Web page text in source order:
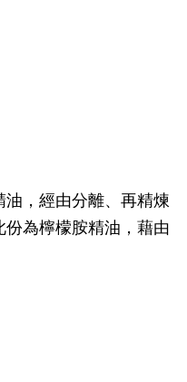
，經由分離、再精煉
為檸檬胺精油，藉由